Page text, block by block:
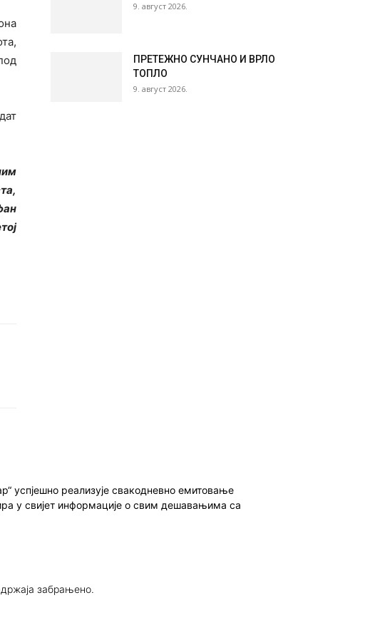
9. август 2026.
ПРЕТЕЖНО СУНЧАНО И ВРЛО
ТОПЛО
9. август 2026.
успјешно реализује свакодневно емитовање
у свијет информације о свим дешавањима са
забрањено.